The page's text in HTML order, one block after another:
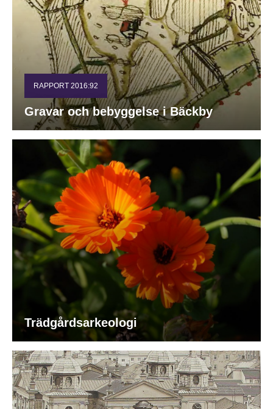
RAPPORT 2016:92
Gravar och bebyggelse i Bäckby
Trädgårdsarkeologi